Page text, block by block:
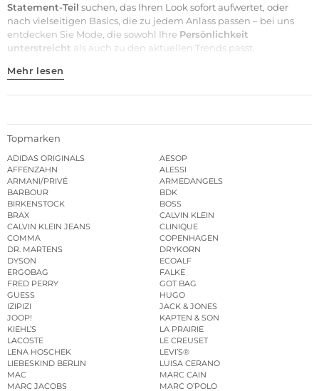
Statement-Teil suchen, das Ihren Look sofort aufwertet, oder
nach vielseitigen Basics, die zu jedem Anlass passen – bei uns
entdecken Sie Mode, die sowohl Ihre Persönlichkeit
unterstreicht als auch zu den aktuellen Trends passt.
Mehr lesen
Topmarken
ADIDAS ORIGINALS
AESOP
AFFENZAHN
ALESSI
ARMANI/PRIVÉ
ARMEDANGELS
BARBOUR
BDK
BIRKENSTOCK
BOSS
BRAX
CALVIN KLEIN
CALVIN KLEIN JEANS
CLINIQUE
COMMA
COPENHAGEN
DR. MARTENS
DRYKORN
DYSON
ECOALF
ERGOBAG
FALKE
FRED PERRY
GOT BAG
GUESS
HUGO
IZIPIZI
JACK & JONES
JOOP!
KAPTEN & SON
KIEHL’S
LA PRAIRIE
LACOSTE
LE CREUSET
LENA HOSCHEK
LEVI’S®
LIEBESKIND BERLIN
LUISA CERANO
MAC
MARC CAIN
MARC JACOBS
MARC O’POLO